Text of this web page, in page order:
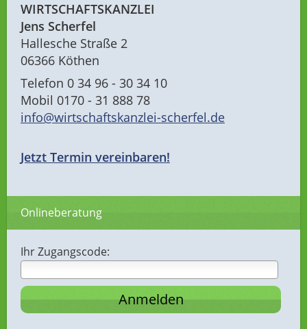
WIRTSCHAFTSKANZLEI
Jens Scherfel
Hallesche Straße 2
06366 Köthen
Telefon 0 34 96 - 30 34 10
Mobil 0170 - 31 888 78
info@wirtschaftskanzlei-scherfel.de
Jetzt Termin vereinbaren!
Onlineberatung
Ihr Zugangscode: